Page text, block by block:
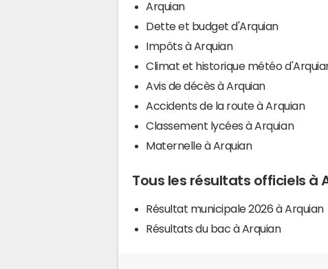
Arquian
Dette et budget d'Arquian
Impôts à Arquian
Climat et historique météo
Avis de décès à Arquian
Accidents de la route à Arquian
Classement lycées à Arquian
Maternelle à Arquian
Tous les résultats officiels à
Résultat municipale 2026 à Arquian
Résultats du bac à Arquian